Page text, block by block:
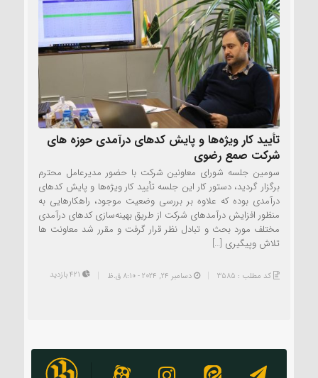
تأیید کار ویژه‌ها و پایش کدهای درآمدی حوزه های
شرکت صمع رضوی
سومین جلسه شورای معاونین شرکت با حضور مدیرعامل محترم
برگزار گردید، دستور کار این جلسه تأیید کار ویژه‌ها و پایش کدهای
درآمدی بوده که علاوه بر بررسی وضعیت موجود، راهکارهایی به
منظور افزایش درآمدهای شرکت از طریق بهینه‌سازی کدهای درآمدی
مختلف مورد بحث و تبادل نظر قرار گرفت و مقرر شد معاونت ها
تلاش وپیگیری […]
کد مطلب : 3585 دسامبر 24, 2024 - 8:10 ق.ظ